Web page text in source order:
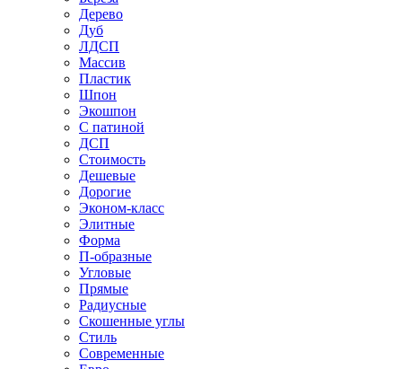
Дерево
Дуб
ЛДСП
Массив
Пластик
Шпон
Экошпон
С патиной
ДСП
Стоимость
Дешевые
Дорогие
Эконом-класс
Элитные
Форма
П-образные
Угловые
Прямые
Радиусные
Скошенные углы
Стиль
Современные